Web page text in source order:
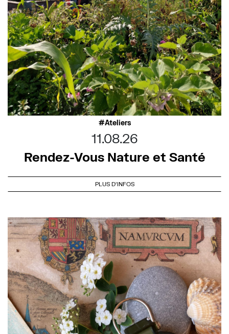
Ateliers
11.08.26
Rendez-Vous Nature et Santé
PLUS D'INFOS